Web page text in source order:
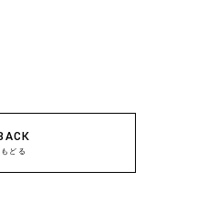
もどる